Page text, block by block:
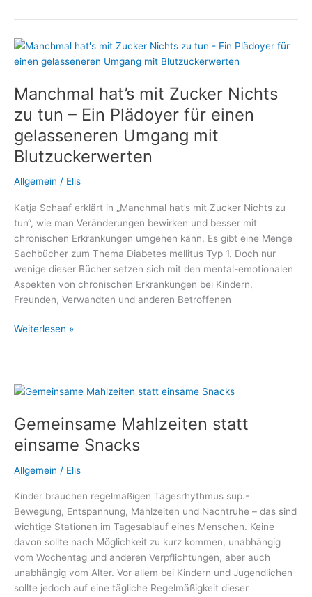
Abbau
von
Manchmal hat’s mit Zucker Nichts
zu tun – Ein Plädoyer für einen
gelasseneren Umgang mit
Blutzuckerwerten
Allgemein / Elis
Katja Schaaf erklärt in „Manchmal hat’s mit Zucker Nichts zu
tun“, wie man Veränderungen bewirken und besser mit
chronischen Erkrankungen umgehen kann. Es gibt eine Menge
Sachbücher zum Thema Diabetes mellitus Typ 1. Doch nur
wenige dieser Bücher setzen sich mit den mental-emotionalen
Aspekten von chronischen Erkrankungen bei Kindern,
Freunden, Verwandten und anderen Betroffenen
Manchmal
Nichts
tun
Ein
Plädoyer
einen
gelasseneren
Umgang
mit
Blutzuckerwerten
Weiterlesen »
Gemeinsame Mahlzeiten statt
einsame Snacks
Allgemein / Elis
Kinder brauchen regelmäßigen Tagesrhythmus sup.-
Bewegung, Entspannung, Mahlzeiten und Nachtruhe – das sind
wichtige Stationen im Tagesablauf eines Menschen. Keine
davon sollte nach Möglichkeit zu kurz kommen, unabhängig
vom Wochentag und anderen Verpflichtungen, aber auch
unabhängig vom Alter. Vor allem bei Kindern und Jugendlichen
sollte jedoch auf eine tägliche Regelmäßigkeit dieser